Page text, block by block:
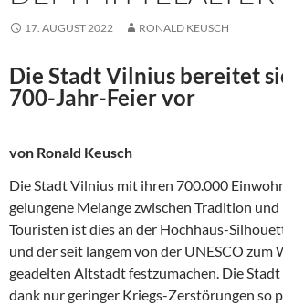
17. AUGUST 2022 RONALD KEUSCH
Die Stadt Vilnius bereitet
700-Jahr-Feier vor
von Ronald Keusch
Die Stadt Vilnius mit ihren 700.000
gelungene Melange zwischen Tradition
Touristen ist dies an der Hochhaus-
und der seit langem von der UNESCO
geadelten Altstadt festzumachen. Die
dank nur geringer Kriegs-Zerstörungen so